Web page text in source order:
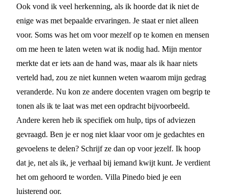
Ook vond ik veel herkenning, als ik hoorde dat ik niet de
enige was met bepaalde ervaringen. Je staat er niet alleen
voor. Soms was het om voor mezelf op te komen en mensen
om me heen te laten weten wat ik nodig had. Mijn mentor
merkte dat er iets aan de hand was, maar als ik haar niets
verteld had, zou ze niet kunnen weten waarom mijn gedrag
veranderde. Nu kon ze andere docenten vragen om begrip te
tonen als ik te laat was met een opdracht bijvoorbeeld.
Andere keren heb ik specifiek om hulp, tips of adviezen
gevraagd. Ben je er nog niet klaar voor om je gedachtes en
gevoelens te delen? Schrijf ze dan op voor jezelf. Ik hoop
dat je, net als ik, je verhaal bij iemand kwijt kunt. Je verdient
het om gehoord te worden. Villa Pinedo bied je een
luisterend oor.